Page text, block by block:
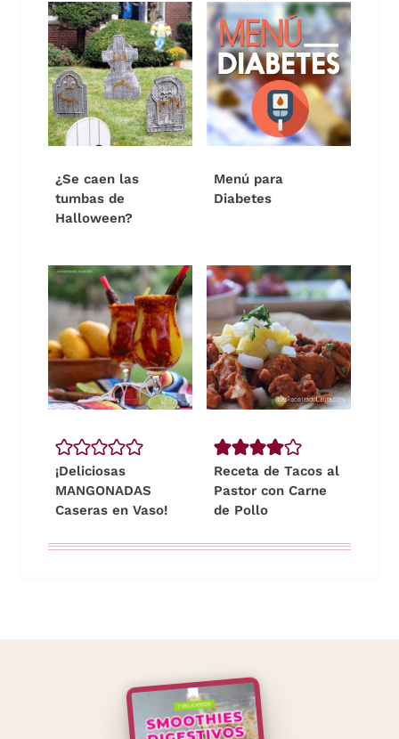
¿Se caen las
tumbas de
Halloween?
Menú para
Diabetes
¡Deliciosas
MANGONADAS
Caseras en Vaso!
Receta de Tacos al
Pastor con Carne
de Pollo